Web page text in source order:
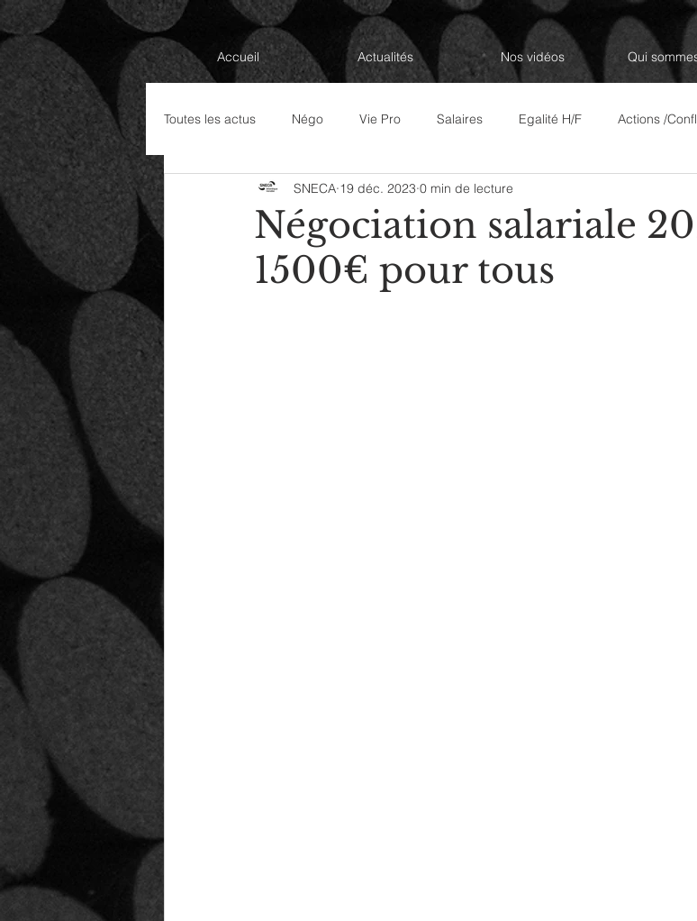
Accueil Actualités Nos vidéos Qui
Toutes les actus Négo Vie Pro Salaires Egalité H/F Actions /
Élections Professionnelles 2022 Revue de Presse
Négociation salariale
1500€ pour tous
SNECA 19 déc. 2023 0 min de lecture